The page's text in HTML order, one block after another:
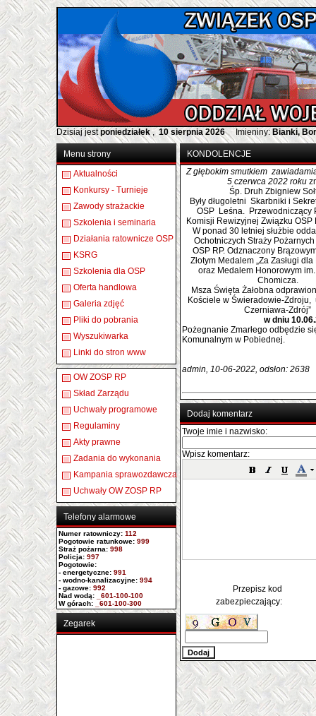
Dzisiaj jestponiedziałek , 10 sierpnia 2026 Imieniny: Bianki,
Menu strony
Aktualności
Konkursy - Turnieje
Zawody strażackie
Szkolenia i seminaria
Działania ratownicze OSP
KSRG
Szkolenia dla OSP
Oferta handlowa
Galeria zdjęć
Pliki do pobrania
Wyszukiwarka
Linki do stron www
OW ZOSP RP
Skład Zarządu
Uchwały programowe
Regulaminy
Akty prawne
Zadania do wykonania
Kampania sprawozdawcza
Uchwały OW ZOSP RP
Telefony alarmowe
Numer ratowniczy: 112
Pogotowie ratunkowe: 999
Straż pożarna: 998
Policja: 997
Pogotowie:
- energetyczne: 991
- wodno-kanalizacyjne: 994
- gazowe: 992
Nad wodą: _601-100-100
W górach: _601-100-300
Zegarek
KONDOLENCJE
Z głębokim smutkiem
5 czerwca 2022 roku
Śp. Druh Zbigniew
Były długoletni Skarbniki i
OSP Leśna. Przewodniczący
Komisji Rewizyjnej Związku OSP
W ponad 30 letniej służbie
Ochotniczych Straży
OSP RP. Odznaczony
Złotym Medalem „Za Zasługi
oraz Medalem Honorowym im.
Chomicza.
Msza Święta Żałobna
Kościele w Świeradowie-Zdroju,
Czerniawa-Zdrój”
w dniu
Pożegnanie Zmarłego odbędzie
Komunalnym w Pobiednej.
admin, 10-06-2022, odsłon: 2638
Dodaj komentarz
Twoje imie i nazwisko:
Wpisz komentarz:
Przepisz kod
zabezpieczający: